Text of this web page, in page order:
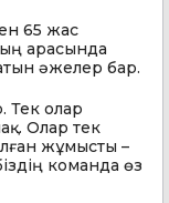
65 жас
арасында
әжелер бар.
Тек олар
Олар тек
жұмысты –
команда өз